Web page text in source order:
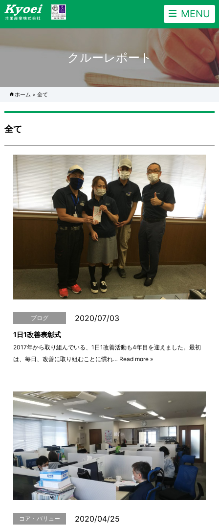
MENU
クルーレポート
ホーム >全て
全て
ブログ 2020/07/03
1日1改善表彰式
2017年から取り組んでいる、1日1改善活動も4年目を迎えました。最初
は、毎日、改善に取り組むことに慣れ… Read more »
コア・バリュー 2020/04/25